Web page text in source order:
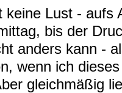
keine Lust - aufs
bis der
anders kann -
wenn ich
gleichmäßig